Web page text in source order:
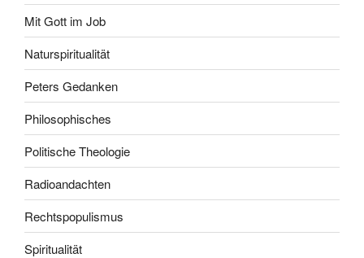
Mit Gott im Job
Naturspiritualität
Peters Gedanken
Philosophisches
Politische Theologie
Radioandachten
Rechtspopulismus
Spiritualität